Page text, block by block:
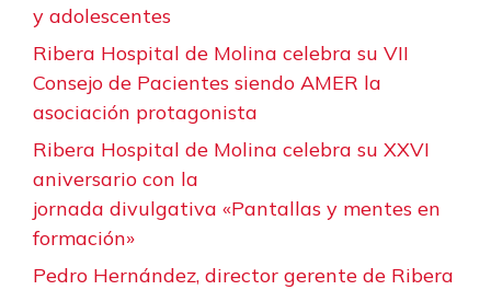
y adolescentes
Ribera Hospital de Molina celebra su VII
Consejo de Pacientes siendo AMER la
asociación protagonista
Ribera Hospital de Molina celebra su XXVI
aniversario con la
jornada divulgativa «Pantallas y mentes en
formación»
Pedro Hernández, director gerente de Ribera